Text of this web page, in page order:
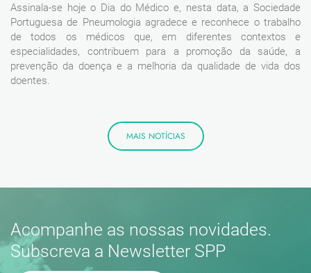
Assinala-se hoje o Dia do Médico e, nesta data, a Sociedade
Portuguesa de Pneumologia agradece e reconhece o trabalho
de todos os médicos que, em diferentes contextos e
especialidades, contribuem para a promoção da saúde, a
prevenção da doença e a melhoria da qualidade de vida dos
doentes.
MAIS NOTÍCIAS
Acompanhe as nossas novidades.
Subscreva a Newsletter SPP